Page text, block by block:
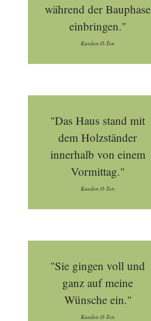
während der Bauphase
einbringen."
Kunden O-Ton
"Das Haus stand mit
dem Holzständer
innerhalb von einem
Vormittag."
Kunden O-Ton
"Sie gingen voll und
ganz auf meine
Wünsche ein."
Kunden O-Ton